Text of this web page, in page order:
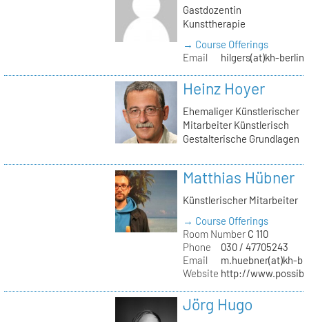
Gastdozentin
Kunsttherapie
→ Course Offerings
Email
hilgers(at)kh-
Heinz Hoyer
Ehemaliger Künstlerischer
Mitarbeiter Künstlerisch
Gestalterische Grundlagen
Matthias Hübner
Künstlerischer Mitarbeiter
→ Course Offerings
Room NumberC 110
Phone
030 / 47705243
Email
m.huebner(at)kh-
Website http://
Jörg Hugo